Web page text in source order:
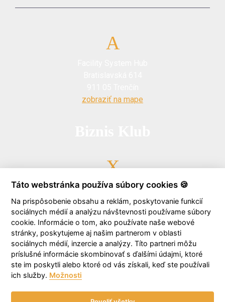
zobraziť na mape
0903 723 646
biznisklub@facility.sk
Táto webstránka používa súbory cookies 🍪
Na prispôsobenie obsahu a reklám, poskytovanie funkcií
sociálnych médií a analýzu návštevnosti používame súbory
cookie. Informácie o tom, ako používate naše webové
stránky, poskytujeme aj našim partnerom v oblasti
sociálnych médií, inzercie a analýzy. Títo partneri môžu
príslušné informácie skombinovať s ďalšími údajmi, ktoré
ste im poskytli alebo ktoré od vás získali, keď ste používali
ich služby. Možnosti